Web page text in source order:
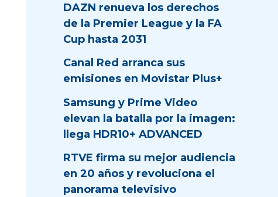
DAZN renueva los derechos
de la Premier League y la FA
Cup hasta 2031
Canal Red arranca sus
emisiones en Movistar Plus+
Samsung y Prime Video
elevan la batalla por la imagen:
llega HDR10+ ADVANCED
RTVE firma su mejor audiencia
en 20 años y revoluciona el
panorama televisivo